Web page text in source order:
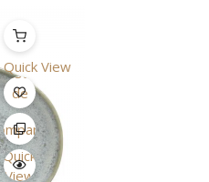
Quick View
Lista
de
Quick
View